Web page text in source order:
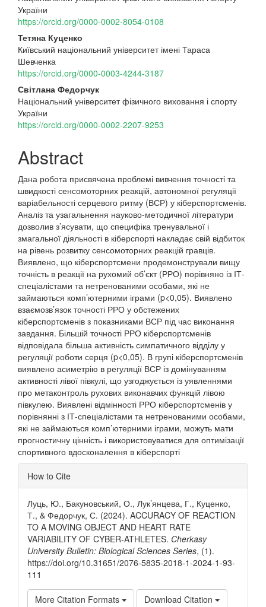
України
https://orcid.org/0000-0002-8054-0108
Тетяна Куценко
Київський національний університет імені Тараса
Шевченка
https://orcid.org/0000-0003-4244-3187
Світлана Федорчук
Національний університет фізичного виховання і спорту
України
https://orcid.org/0000-0002-2207-9253
Abstract
Дана робота присвячена проблемі вивчення точності та
швидкості сенсомоторних реакцій, автономної регуляції
варіабельності серцевого ритму (ВСР) у кіберспортсменів.
Аналіз та узагальнення науково-методичної літератури
дозволив з’ясувати, що специфіка тренувальної і
змагальної діяльності в кіберспорті накладає свій відбиток
на рівень розвитку сенсомоторних реакцій гравців.
Виявлено, що кіберспортсмени продемонстрували вищу
точність в реакції на рухомий об’єкт (РРО) порівняно із ІТ-
спеціалістами та нетренованими особами, які не
займаються комп’ютерними іграми (p<0,05). Виявлено
взаємозв’язок точності РРО у обстежених
кіберспортсменів з показниками ВСР під час виконання
завдання. Більшій точності РРО кіберспортсменів
відповідала більша активність симпатичного відділу у
регуляції роботи серця (p<0,05). В групі кіберспортсменів
виявлено асиметрію в регуляції ВСР із домінуванням
активності лівої півкулі, що узгоджується із уявленнями
про метаконтроль рухових виконавчих функцій лівою
півкулею. Виявлені відмінності РРО кіберспортсменів у
порівнянні з ІТ-спеціалістами та нетренованими особами,
які не займаються комп’ютерними іграми, можуть мати
прогностичну цінність і використовуватися для оптимізації
спортивного вдосконалення в кіберспорті
Article
Details
How to Cite
Луць, Ю., Бакуновський, О., Лук’янцева, Г., Куценко,
Т., & Федорчук, С. (2024). ACCURACY OF REACTION
TO A MOVING OBJECT AND HEART RATE
VARIABILITY OF CYBER-ATHLETES. Cherkasy
University Bulletin: Biological Sciences Series, (1).
https://doi.org/10.31651/2076-5835-2018-1-2024-1-93-
111
More Citation Formats Download Citation